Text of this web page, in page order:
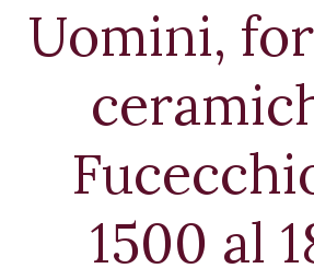
Mostre
Uomini,
1500 al